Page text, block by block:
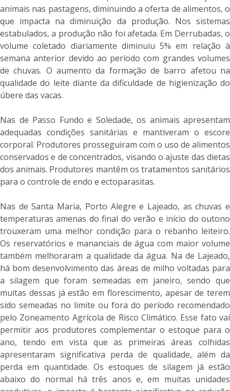
animais nas pastagens, diminuindo a oferta de alimentos, o
que impacta na diminuição da produção. Nos sistemas
estabulados, a produção não foi afetada. Em Derrubadas, o
volume coletado diariamente diminuiu 5% em relação à
semana anterior devido ao período com grandes volumes
de chuvas. O aumento da formação de barro afetou na
qualidade do leite diante da dificuldade de higienização do
úbere das vacas.
Nas de Passo Fundo e Soledade, os animais apresentam
adequadas condições sanitárias e mantiveram o escore
corporal. Produtores prosseguiram com o uso de alimentos
conservados e de concentrados, visando o ajuste das dietas
dos animais. Produtores mantêm os tratamentos sanitários
para o controle de endo e ectoparasitas.
Nas de Santa Maria, Porto Alegre e Lajeado, as chuvas e
temperaturas amenas do final do verão e início do outono
trouxeram uma melhor condição para o rebanho leiteiro.
Os reservatórios e mananciais de água com maior volume
também melhoraram a qualidade da água. Na de Lajeado,
há bom desenvolvimento das áreas de milho voltadas para
a silagem que foram semeadas em janeiro, sendo que
muitas dessas já estão em florescimento, apesar de terem
sido semeadas no limite ou fora do período recomendado
pelo Zoneamento Agrícola de Risco Climático. Esse fato vai
permitir aos produtores complementar o estoque para o
ano, tendo em vista que as primeiras áreas colhidas
apresentaram significativa perda de qualidade, além da
perda em quantidade. Os estoques de silagem já estão
abaixo do normal há três anos e, em muitas unidades